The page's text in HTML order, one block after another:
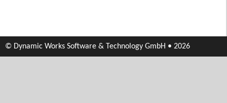
© Dynamic Works Software & Technology GmbH • 2026